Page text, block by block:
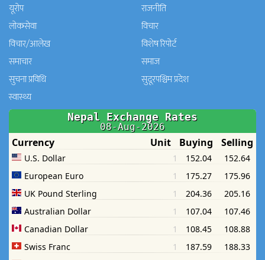
यूरोप
राजनीति
लोकसेवा
विचार
विचार/आलेख
विशेष रिपोर्ट
समाचार
समाज
सुचना प्रविधि
सुदूरपश्चिम प्रदेश
स्वास्थ्य